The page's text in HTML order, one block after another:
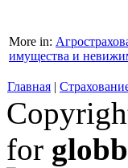
More in:
имущества и
Главная |
for